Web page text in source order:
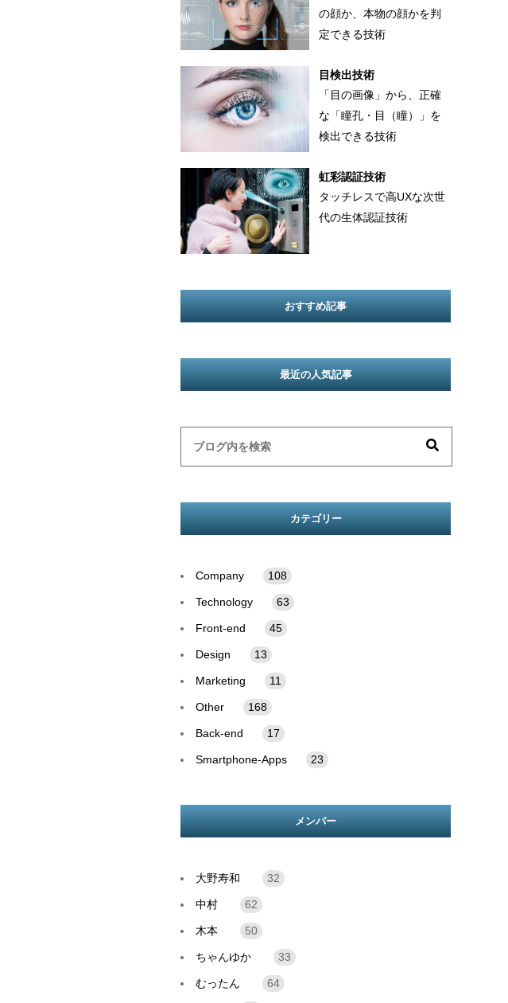
の顔か、本物の顔かを判
定できる技術
目検出技術
「目の画像」から、正確
な「瞳孔・目（瞳）」を
検出できる技術
虹彩認証技術
タッチレスで高UXな次世
代の生体認証技術
おすすめ記事
最近の人気記事
カテゴリー
Company 108
Technology 63
Front-end 45
Design 13
Marketing 11
Other 168
Back-end 17
Smartphone-Apps 23
メンバー
大野寿和 32
中村 62
木本 50
ちゃんゆか 33
むったん 64